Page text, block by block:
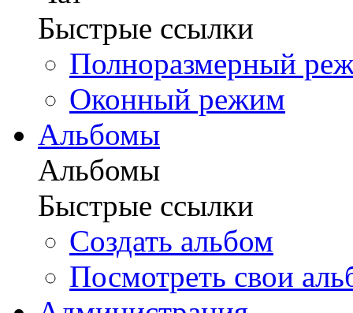
Быстрые ссылки
Полноразмерный
Оконный режим
Альбомы
Альбомы
Быстрые ссылки
Создать альбом
Посмотреть свои